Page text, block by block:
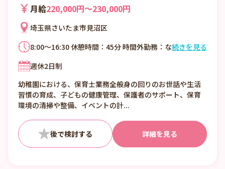
月給220,000円〜230,000円
埼玉県さいたま市見沼区
8:00～16:30 休憩時間：45分 時間外勤務：な続きを見る
週休2日制
幼稚園における、保育士業務全般身の回りのお世話や生活
習慣の育成、子どもの健康管理、保護者のサポート、保育
環境の清掃や整備、イベントの計...
詳細を見る